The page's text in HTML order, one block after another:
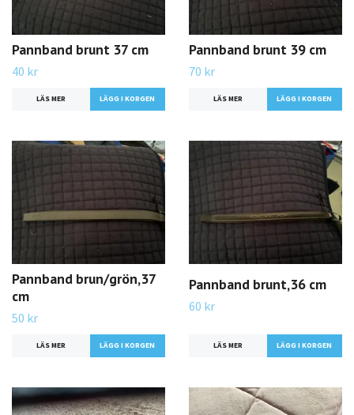
Pannband brunt 37 cm
40 kr
LÄS MER
Pannband brunt 39 cm
70 kr
LÄS MER
Pannband brun/grön,37
cm
50 kr
LÄS MER
Pannband brunt,36 cm
60 kr
LÄS MER